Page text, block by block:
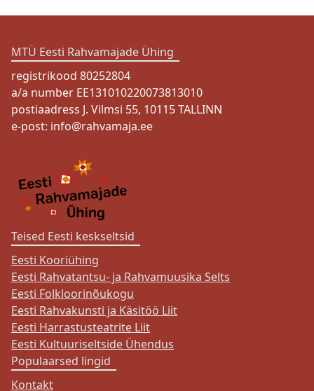
MTÜ Eesti Rahvamajade Ühing
registrikood 80252804
a/a number EE131010220073813010
postiaadress J. Vilmsi 55, 10115 TALLINN
e-post: info@rahvamaja.ee
Teised Eesti keskseltsid
Eesti Kooriühing
Eesti Rahvatantsu- ja Rahvamuusika Selts
Eesti Folkloorinõukogu
Eesti Rahvakunsti ja Käsitöö Liit
Eesti Harrastusteatrite Liit
Eesti Kultuuriseltside Ühendus
Populaarsed lingid
Kontakt